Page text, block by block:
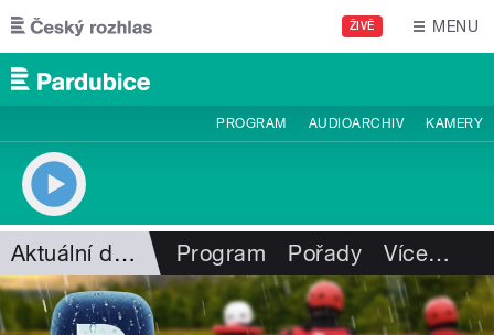
Přejít k hlavnímu obsahu
ŽIVĚ MENU
PROGRAM AUDIOARCHIV KAMERY
Aktuální dění Program Pořady Více…